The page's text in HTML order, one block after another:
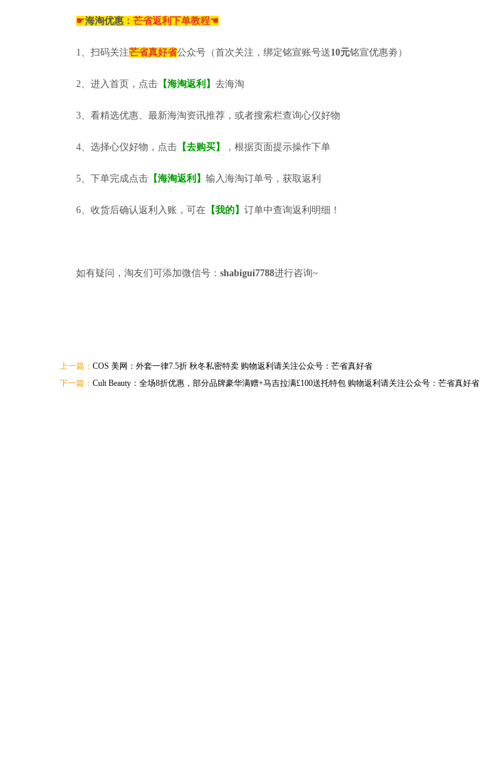
☛海淘优惠 ：芒省返利下单教程☚
1、扫码关注芒省真好省公众号（首次关注，绑定铭宣账号送10元铭宣优惠劵）
2、进入首页，点击 【海淘返利】 去海淘
3、看精选优惠、最新海淘资讯推荐，或者搜索栏查询心仪好物
4、选择心仪好物，点击 【去购买】 ，根据页面提示操作下单
5、下单完成点击 【海淘返利】 输入海淘订单号，获取返利
6、收货后确认返利入账，可在 【我的】 订单中查询返利明细！
如有疑问，淘友们可添加微信号： shabigui7788进行咨询~
上一篇： COS 美网：外套一律7.5折 秋冬私密特卖 购物返利请关注公众号：芒省真好省
下一篇： Cult Beauty：全场8折优惠，部分品牌豪华满赠+马吉拉满£100送托特包 购物返利请关注公众号：芒省真好省